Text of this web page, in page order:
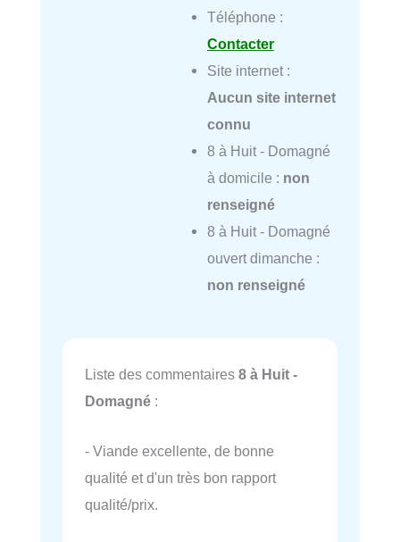
Téléphone :
Contacter
Site internet :
Aucun site internet
connu
8 à Huit - Domagné
à domicile : non
renseigné
8 à Huit - Domagné
ouvert dimanche :
non renseigné
Liste des commentaires 8 à Huit -
Domagné :
- Viande excellente, de bonne
qualité et d'un très bon rapport
qualité/prix.